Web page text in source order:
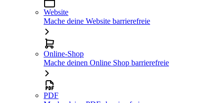
Website
Mache deine Website barrierefreie
Online-Shop
Mache deinen Online Shop barrierefreie
PDF